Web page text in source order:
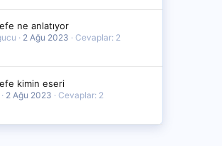
ne anlatıyor
2 Ağu 2023
Cevaplar: 2
kimin eseri
2 Ağu 2023
Cevaplar: 2